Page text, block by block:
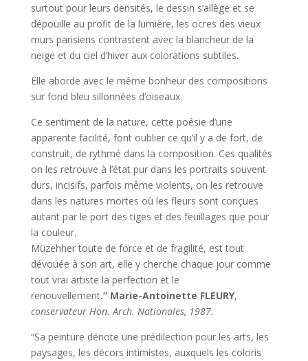
surtout pour leurs densités, le dessin s’allège et se
dépouille au profit de la lumière, les ocres des vieux
murs parisiens contrastent avec la blancheur de la
neige et du ciel d’hiver aux colorations subtiles.
Elle aborde avec le même bonheur des compositions
sur fond bleu sillonnées d’oiseaux.
Ce sentiment de la nature, cette poésie d’une
apparente facilité, font oublier ce qu’il y a de fort, de
construit, de rythmé dans la composition. Ces qualités
on les retrouve à l’état pur dans les portraits souvent
durs, incisifs, parfois même violents, on les retrouve
dans les natures mortes où les fleurs sont conçues
autant par le port des tiges et des feuillages que pour
la couleur.
Müzehher toute de force et de fragilité, est tout
dévouée à son art, elle y cherche chaque jour comme
tout vrai artiste la perfection et le
renouvellement.” Marie-Antoinette FLEURY,
conservateur Hon. Arch. Nationales, 1987.
“Sa peinture dénote une prédilection pour les arts, les
paysages, les décors intimistes, auxquels les coloris